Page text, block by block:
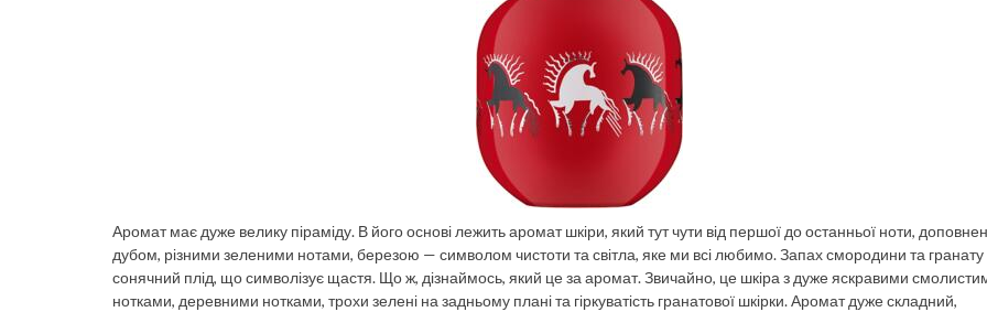
Аромат має дуже велику піраміду. В його основі лежить аромат шкіри, який тут чути від першої до останньої ноти,
дубом, різними зеленими нотами, березою — символом чистоти та світла, яке ми всі любимо. Запах смородини та
сонячний плід, що символізує щастя. Що ж, дізнаймось, який це за аромат. Звичайно, це шкіра з дуже яскравими
нотками, деревними нотками, трохи зелені на задньому плані та гіркуватість гранатової шкірки. Аромат дуже складний,